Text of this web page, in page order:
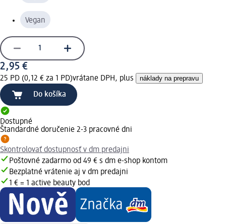
Vegan
2,95 €
25 PD (0,12 € za 1 PD)vrátane DPH, plus náklady na prepravu
Do košíka
Dostupné
Štandardné doručenie 2-3 pracovné dni
Skontrolovať dostupnosť v dm predajni
Poštovné zadarmo od 49 € s dm e-shop kontom
Bezplatné vrátenie aj v dm predajni
1 € = 1 active beauty bod